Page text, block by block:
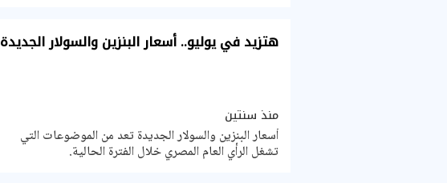
هتزيد في يوليو.. أسعار البنزين والسولار الجديدة
منذ سنتين
أسعار البنزين والسولار الجديدة تعد من الموضوعات التي
تشغل الرأي العام المصري خلال الفترة الحالية.